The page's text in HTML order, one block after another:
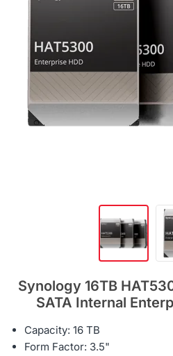
Synology 16TB
SATA Internal
Capacity: 16 TB
Form Factor: 3.5"